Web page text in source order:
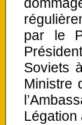
par le
Soviets
Ministre
Légation